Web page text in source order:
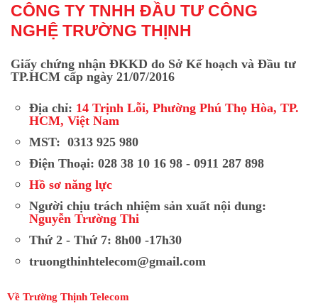
CÔNG TY TNHH ĐẦU TƯ CÔNG
NGHỆ TRƯỜNG THỊNH
Giấy chứng nhận ĐKKD do Sở Kế hoạch và Đầu tư
TP.HCM cấp ngày 21/07/2016
Địa chỉ: 14 Trịnh Lỗi, Phường Phú Thọ Hòa, TP.
HCM, Việt Nam
MST: 0313 925 980
Điện Thoại: 028 38 10 16 98 - 0911 287 898
Hồ sơ năng lực
Người chịu trách nhiệm sản xuất nội dung:
Nguyễn Trường Thi
Thứ 2 - Thứ 7: 8h00 -17h30
truongthinhtelecom@gmail.com
Về Trường Thịnh Telecom